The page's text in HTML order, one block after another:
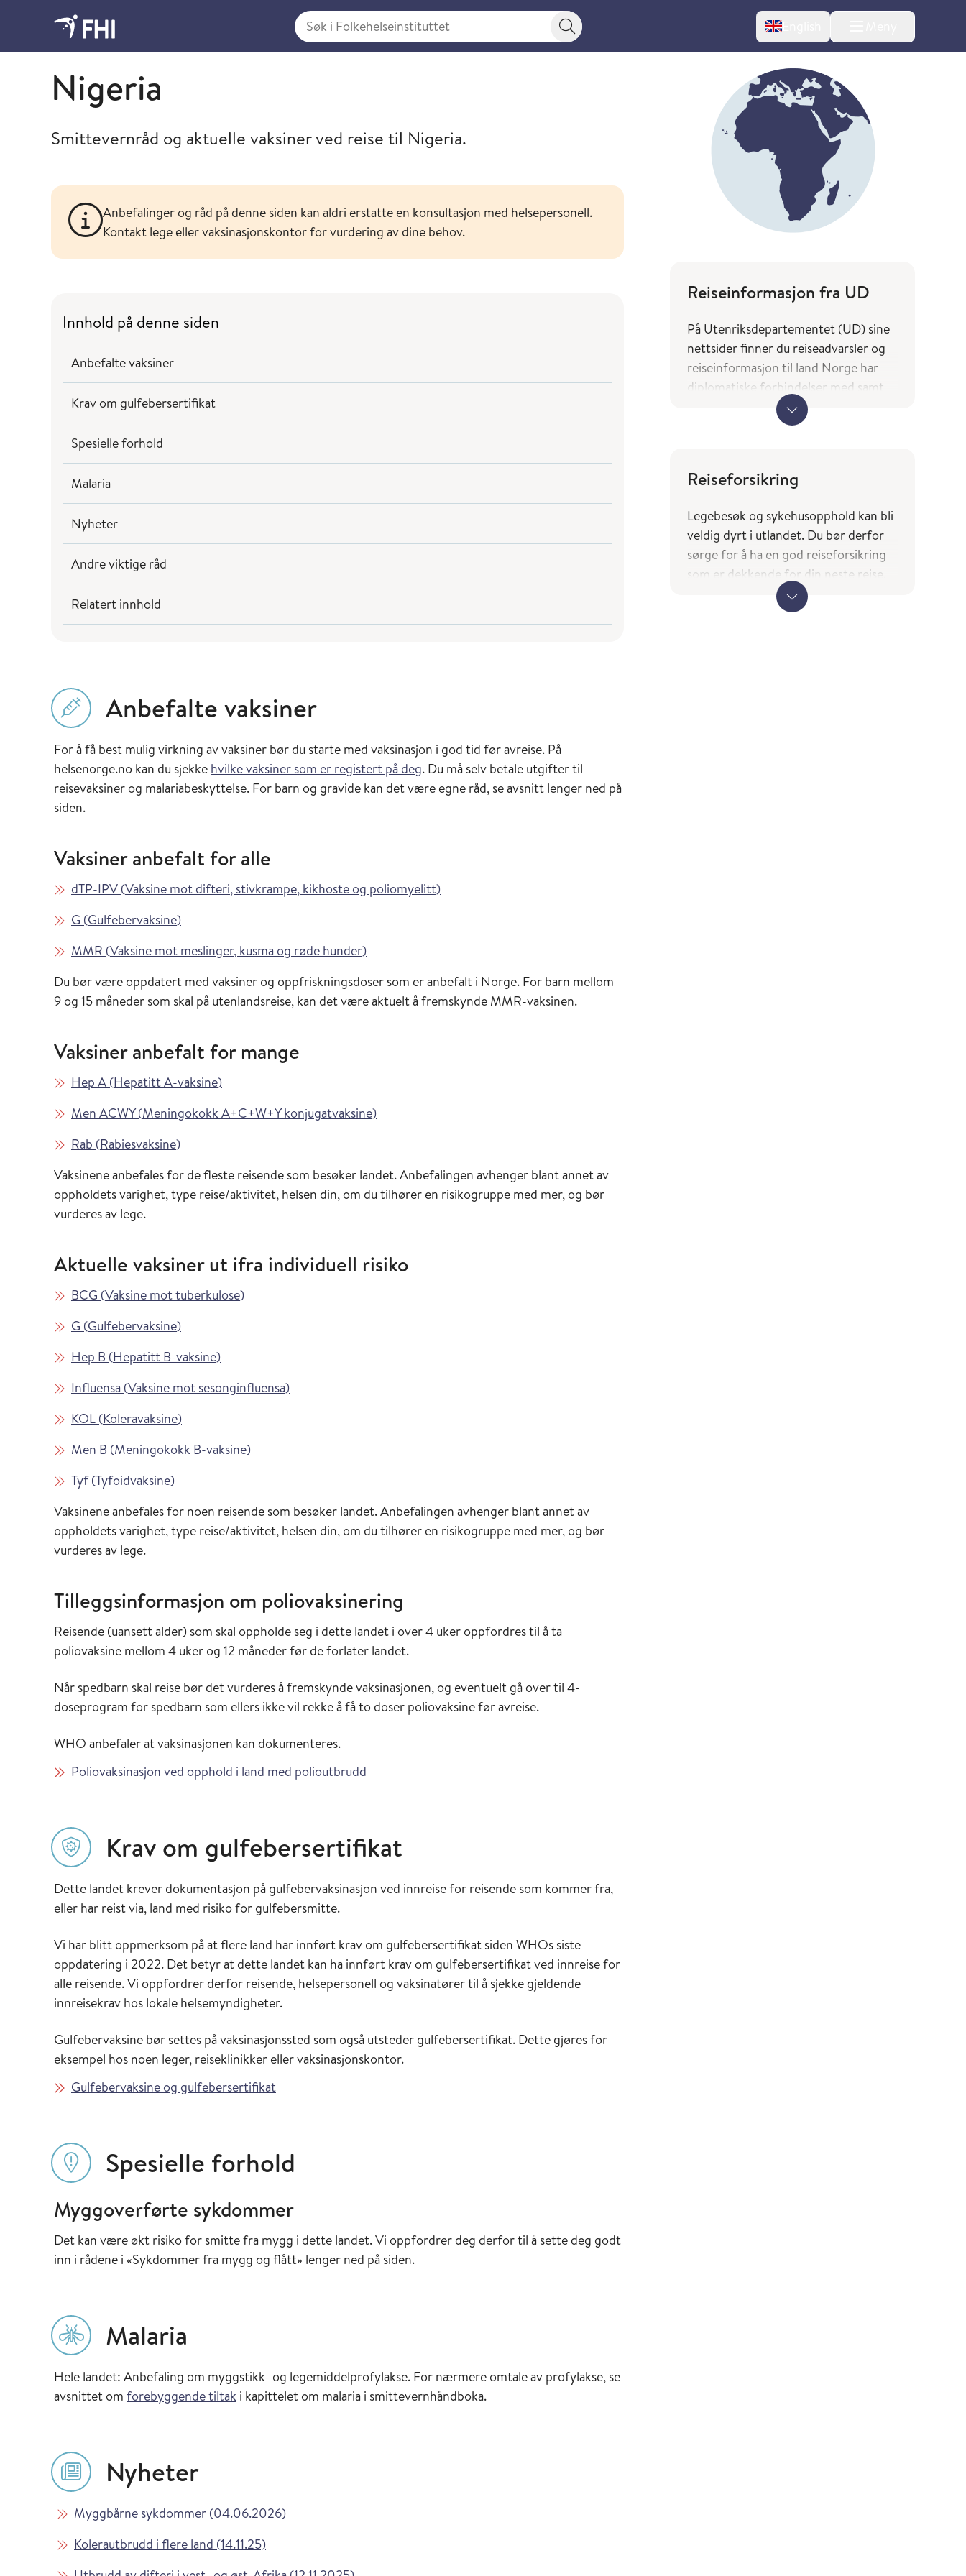
Søk i Folkehelseinstituttet
Søkeknapp English
Søk og finn spesifikke råd og vaksineanbefalinger for ditt reisemål
Nigeria
Smittevernråd og aktuelle vaksiner ved reise til Nigeria.
Anbefalinger og råd på denne siden kan aldri erstatte en konsultasjon med helsepersonell.
Kontakt lege eller vaksinasjonskontor for vurdering av dine behov.
Innhold på denne siden
Anbefalte vaksiner
Krav om gulfebersertifikat
Spesielle forhold
Malaria
Nyheter
Andre viktige råd
Relatert innhold
Anbefalte vaksiner
For å få best mulig virkning av vaksiner bør du starte med vaksinasjon i god tid før avreise. På
helsenorge.no kan du sjekke hvilke vaksiner som er registert på deg. Du må selv betale utgifter til
reisevaksiner og malariabeskyttelse. For barn og gravide kan det være egne råd, se avsnitt lenger ned på
siden.
Vaksiner anbefalt for alle
Les mer om
dTP-IPV (Vaksine mot difteri, stivkrampe, kikhoste og poliomyelitt)i Vaksinasjonsveilederen
Les mer om
G (Gulfebervaksine)i Vaksinasjonsveilederen
Les mer om
MMR (Vaksine mot meslinger, kusma og røde hunder)i Vaksinasjonsveilederen
Du bør være oppdatert med vaksiner og oppfriskningsdoser som er anbefalt i Norge. For barn mellom
9 og 15 måneder som skal på utenlandsreise, kan det være aktuelt å fremskynde MMR-vaksinen.
Vaksiner anbefalt for mange
Les mer om
Hep A (Hepatitt A-vaksine)i Vaksinasjonsveilederen
Les mer om
Men ACWY(Meningokokk A+C+W+Y konjugatvaksine)i Vaksinasjonsveilederen
Les mer om
Rab (Rabiesvaksine)i Vaksinasjonsveilederen
Vaksinene anbefales for de fleste reisende som besøker landet. Anbefalingen avhenger blant annet av
oppholdets varighet, type reise/aktivitet, helsen din, om du tilhører en risikogruppe med mer, og bør
vurderes av lege.
Aktuelle vaksiner ut ifra individuell risiko
Les mer om
BCG (Vaksine mot tuberkulose)i Vaksinasjonsveilederen
Les mer om
G (Gulfebervaksine)i Vaksinasjonsveilederen
Les mer om
Hep B (Hepatitt B-vaksine)i Vaksinasjonsveilederen
Les mer om
Influensa (Vaksine mot sesonginfluensa)i Vaksinasjonsveilederen
Les mer om
KOL (Koleravaksine)i Vaksinasjonsveilederen
Les mer om
Men B (Meningokokk B-vaksine)i Vaksinasjonsveilederen
Les mer om
Tyf(Tyfoidvaksine)i Vaksinasjonsveilederen
Vaksinene anbefales for noen reisende som besøker landet. Anbefalingen avhenger blant annet av
oppholdets varighet, type reise/aktivitet, helsen din, om du tilhører en risikogruppe med mer, og bør
vurderes av lege.
Tilleggsinformasjon om poliovaksinering
Reisende (uansett alder) som skal oppholde seg i dette landet i over 4 uker oppfordres til å ta
poliovaksine mellom 4 uker og 12 måneder før de forlater landet.
Når spedbarn skal reise bør det vurderes å fremskynde vaksinasjonen, og eventuelt gå over til 4-
doseprogram for spedbarn som ellers ikke vil rekke å få to doser poliovaksine før avreise.
WHO anbefaler at vaksinasjonen kan dokumenteres.
Poliovaksinasjon ved opphold i land med polioutbrudd
Krav om gulfebersertifikat
Dette landet krever dokumentasjon på gulfebervaksinasjon ved innreise for reisende som kommer fra,
eller har reist via, land med risiko for gulfebersmitte.
Vi har blitt oppmerksom på at flere land har innført krav om gulfebersertifikat siden WHOs siste
oppdatering i 2022. Det betyr at dette landet kan ha innført krav om gulfebersertifikat ved innreise for
alle reisende. Vi oppfordrer derfor reisende, helsepersonell og vaksinatører til å sjekke gjeldende
innreisekrav hos lokale helsemyndigheter.
Gulfebervaksine bør settes på vaksinasjonssted som også utsteder gulfebersertifikat. Dette gjøres for
eksempel hos noen leger, reiseklinikker eller vaksinasjonskontor.
Gulfebervaksine og gulfebersertifikat
Spesielle forhold
Myggoverførte sykdommer
Det kan være økt risiko for smitte fra mygg i dette landet. Vi oppfordrer deg derfor til å sette deg godt
inn i rådene i «Sykdommer fra mygg og flått» lenger ned på siden.
Malaria
Hele landet: Anbefaling om myggstikk- og legemiddelprofylakse. For nærmere omtale av profylakse, se
avsnittet om forebyggende tiltak i kapittelet om malaria i smittevernhåndboka.
Nyheter
Les mer om
Myggbårne sykdommer (04.06.2026)i Vaksinasjonsveilederen
Les mer om
Kolerautbrudd i flere land (14.11.25)i Vaksinasjonsveilederen
Reiseinformasjon fra UD
På Utenriksdepartementet (UD) sine
nettsider finner du reiseadvarsler og
reiseinformasjon til land Norge har
diplomatiske forbindelser med samt
en oversikt over hvilke tjenester og
typer bistand norske borgere på reise
(regjeringen.no)
Landene du finner i tjenesten
Smittevernråd og reisevaksiner
(fhi.no) er basert på UDs liste over
land Norge har diplomatiske
forbindelser med.
Reiseforsikring
Legebesøk og sykehusopphold kan bli
veldig dyrt i utlandet. Du bør derfor
sørge for å ha en god reiseforsikring
som er dekkende for din neste reise.
Ved reise til andre EØS-land bør du